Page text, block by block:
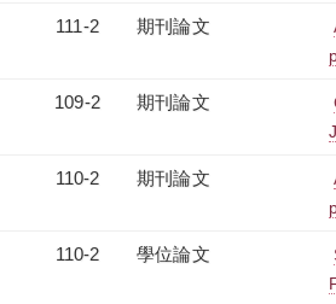
111-2 期刊論文
109-2 期刊論文
110-2 期刊論文
110-2 學位論文